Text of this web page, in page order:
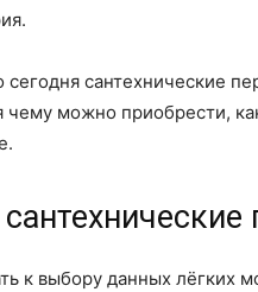
сегодня сантехнические
чему можно приобрести,
к выбору данных лёгких